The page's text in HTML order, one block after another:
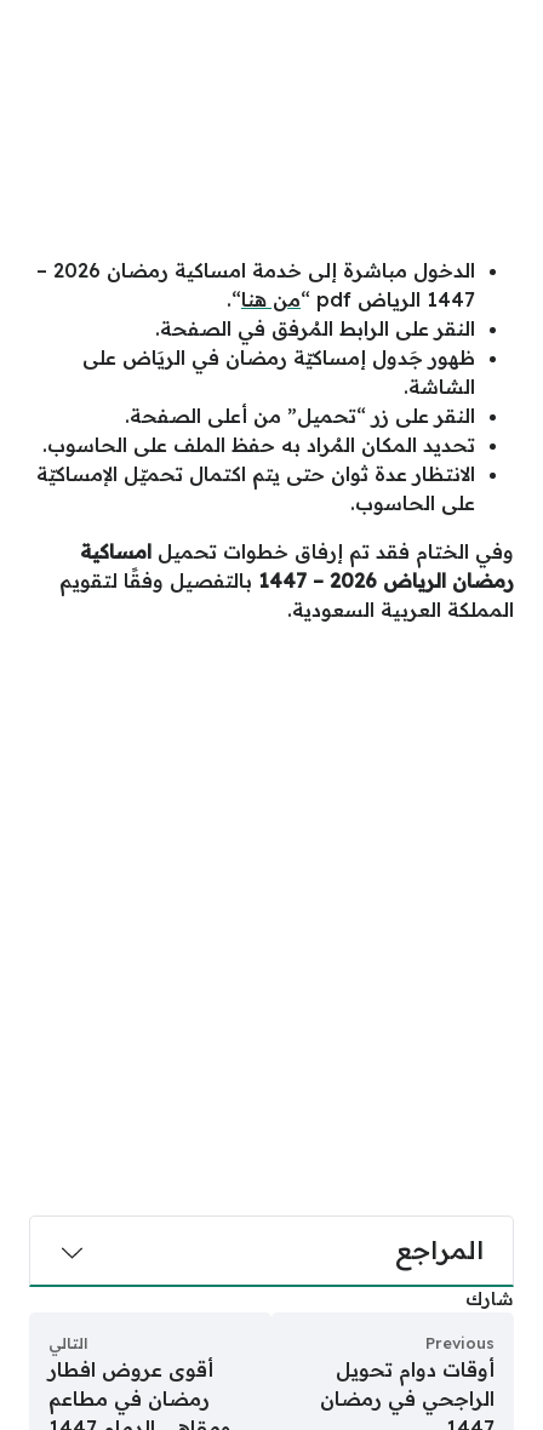
الدخول مباشرة إلى خدمة امساكية رمضان 2026 –
1447 الرياض pdf “
من هنا“.
النقر على الرابط المُرفق في الصفحة.
ظهور جَدول إمساكيّة رمضان في الريَاض على
الشاشة.
النقر على زر “تحميل” من أعلى الصفحة.
تحديد المكان المُراد به حفظ الملف على الحاسوب.
الانتظار عدة ثوان حتى يتم اكتمال تحميّل الإمساكيّة
على الحاسوب.
وفي الختام فقد تم إرفاق خطوات تحميل امساكية
رمضان الرياض 2026 – 1447
بالتفصيل وفقًا لتقويم
المملكة العربية السعودية.
المراجع
شارك
Previous
أوقات دوام تحويل
الراجحي في رمضان
التالي
أقوى عروض افطار
رمضان في مطاعم